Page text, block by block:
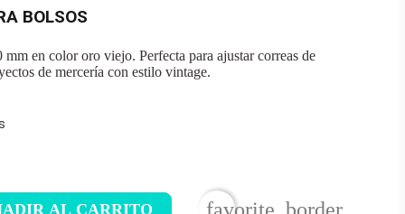
BOLSOS
en color oro viejo. Perfecta para ajustar correas de
de mercería con estilo vintage.
AL CARRITO favorite_border